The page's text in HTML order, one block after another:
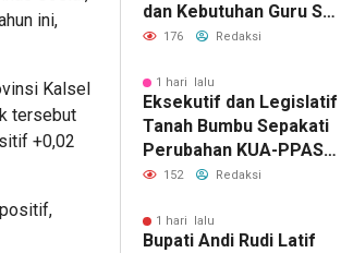
ini,
Kalsel
tersebut
+0,02
dan Kebutuhan Guru SMA
ke Pemprov Kalsel
176 Redaksi
1 hari lalu
Eksekutif dan Legislatif
Tanah Bumbu Sepakati
Perubahan KUA-PPAS
2026, Perkuat Sinergi
152 Redaksi
1 hari lalu
Bupati Andi Rudi Latif